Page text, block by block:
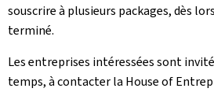
souscrire à plusieurs packages, dès
terminé.
Les entreprises intéressées sont
temps, à contacter la House of